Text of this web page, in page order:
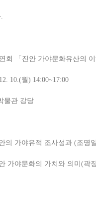
회 「진안 가야문화유산의 이
10.(월) 14:00~17:00
물관 강당
의 가야유적 조사성과 (조명
가야문화의 가치와 의미(곽